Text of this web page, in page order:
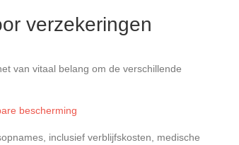
verzekeringen
van vitaal belang om de verschillende
bescherming
inclusief verblijfskosten, medische